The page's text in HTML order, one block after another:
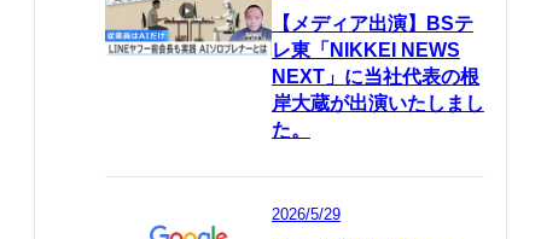
【メディア出演】BSテ
レ東「NIKKEI NEWS
NEXT」に当社代表の根
岸大蔵が出演いたしまし
た。
2026/5/29